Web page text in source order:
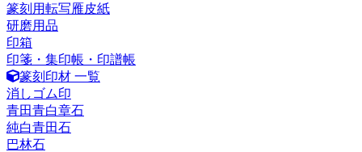
篆刻用転写雁皮紙
研磨用品
印箱
印箋・集印帳・印譜帳
篆刻印材 一覧
消しゴム印
青田青白章石
純白青田石
巴林石